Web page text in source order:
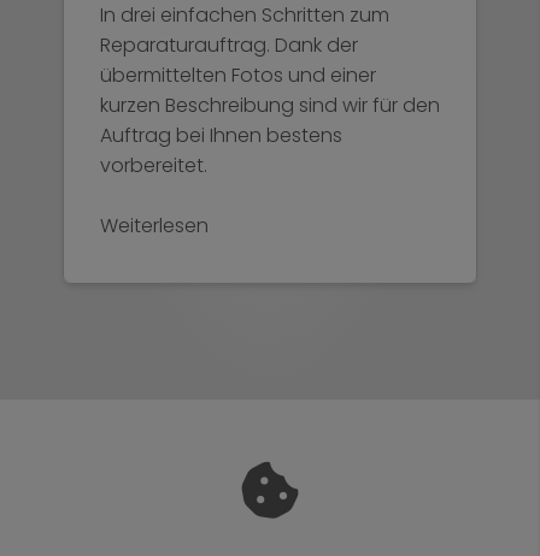
In drei einfachen Schritten zum
Reparaturauftrag. Dank der
übermittelten Fotos und einer
kurzen Beschreibung sind wir für den
Auftrag bei Ihnen bestens
vorbereitet.
Weiterlesen